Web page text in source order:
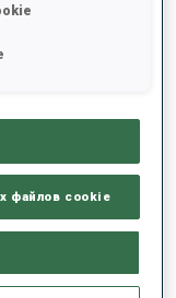
+2.1
файлов cookie